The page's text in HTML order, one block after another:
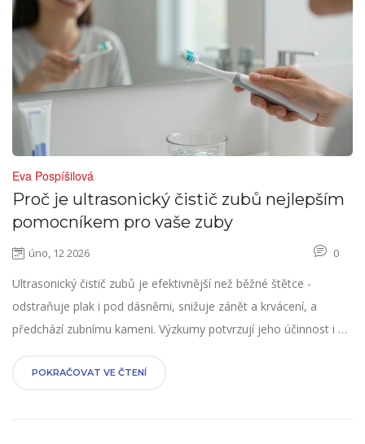
Eva Pospíšilová
Proč je ultrasonický čistič zubů nejlepším
pomocníkem pro vaše zuby
úno, 12 2026 0
Ultrasonický čistič zubů je efektivnější než běžné štětce -
odstraňuje plak i pod dásněmi, snižuje zánět a krvácení, a
předchází zubnímu kameni. Výzkumy potvrzují jeho účinnost i u
POKRAČOVAT VE ČTENÍ